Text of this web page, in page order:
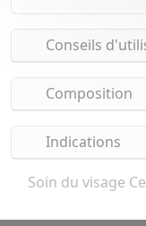
Conseils
Composition
Indications
Soin du visage